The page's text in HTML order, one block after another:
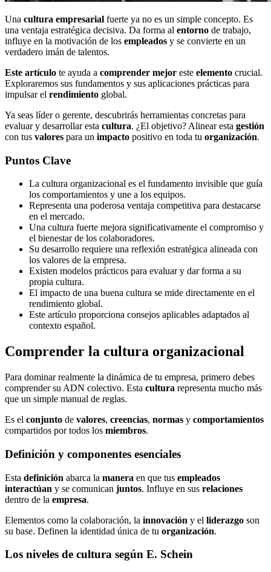
Una cultura empresarial fuerte ya no es un simple concepto. Es
una ventaja estratégica decisiva. Da forma al entorno de trabajo,
influye en la motivación de los empleados y se convierte en un
verdadero imán de talentos.
Este artículo te ayuda a comprender mejor este elemento crucial.
Exploraremos sus fundamentos y sus aplicaciones prácticas para
impulsar el rendimiento global.
Ya seas líder o gerente, descubrirás herramientas concretas para
evaluar y desarrollar esta cultura. ¿El objetivo? Alinear esta gestión
con tus valores para un impacto positivo en toda tu organización.
Puntos Clave
La cultura organizacional es el fundamento invisible que guía
los comportamientos y une a los equipos.
Representa una poderosa ventaja competitiva para destacarse
en el mercado.
Una cultura fuerte mejora significativamente el compromiso y
el bienestar de los colaboradores.
Su desarrollo requiere una reflexión estratégica alineada con
los valores de la empresa.
Existen modelos prácticos para evaluar y dar forma a su
propia cultura.
El impacto de una buena cultura se mide directamente en el
rendimiento global.
Este artículo proporciona consejos aplicables adaptados al
contexto español.
Comprender la cultura organizacional
Para dominar realmente la dinámica de tu empresa, primero debes
comprender su ADN colectivo. Esta cultura representa mucho más
que un simple manual de reglas.
Es el conjunto de valores, creencias, normas y comportamientos
compartidos por todos los miembros.
Definición y componentes esenciales
Esta definición abarca la manera en que tus empleados
interactúan y se comunican juntos. Influye en sus relaciones
dentro de la empresa.
Elementos como la colaboración, la innovación y el liderazgo son
su base. Definen la identidad única de tu organización.
Los niveles de cultura según E. Schein